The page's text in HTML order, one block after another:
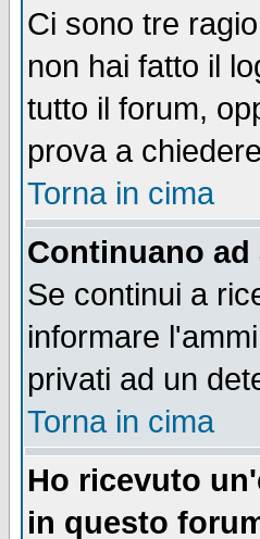
Ci sono tre
non hai fatto il
tutto il forum,
prova a
Torna in cima
Continuano
Se continui a
informare
privati ad un
Torna in cima
Ho ricevuto
in questo